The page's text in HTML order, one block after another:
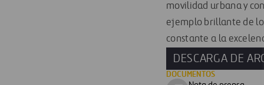
movilidad urbana y
ejemplo brillante de
constante a la
DESCARGA DE
DOCUMENTOS